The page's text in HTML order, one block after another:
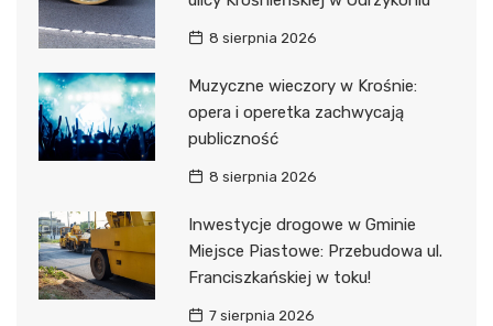
8 sierpnia 2026
Muzyczne wieczory w Krośnie:
opera i operetka zachwycają
publiczność
8 sierpnia 2026
Inwestycje drogowe w Gminie
Miejsce Piastowe: Przebudowa ul.
Franciszkańskiej w toku!
7 sierpnia 2026